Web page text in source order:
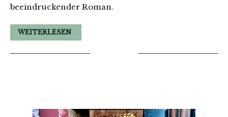
beeindruckender Roman.
WEITERLESEN